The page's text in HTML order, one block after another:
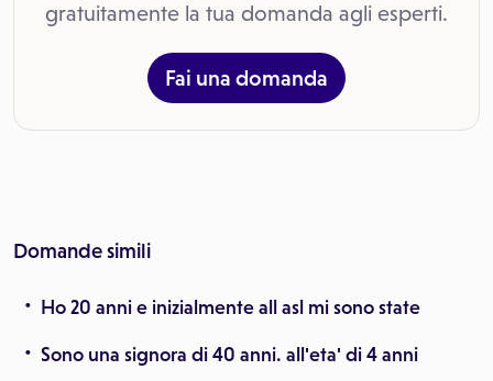
gratuitamente la tua domanda agli esperti.
Fai una domanda
Domande simili
Ho 20 anni e inizialmente all asl mi sono state
Sono una signora di 40 anni. all'eta' di 4 anni